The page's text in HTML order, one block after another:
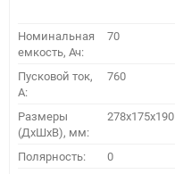
Номинальная
емкость, Ач:
70
Пусковой ток,
A:
760
Размеры
(ДхШхВ), мм:
278x175x190
Полярность: 0